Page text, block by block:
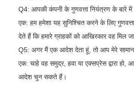
Q4: आपकी कंपनी के गुणवत्ता नियंत्रण के बारे
एक: हम हमेशा यह सुनिश्चित करने के लिए
देते हैं कि हमारे ग्राहकों को आखिरकार वह मिल
Q5: अगर मैं एक आदेश देता हूं, तो आप मेरे
एक: चाहे वह समुद्र, हवा या एक्सप्रेस द्वारा
आदेश चुन सकते हैं।